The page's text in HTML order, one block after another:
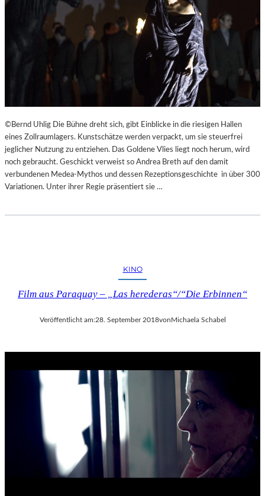
©Bernd Uhlig Die Bühne dreht sich, gibt Einblicke in die riesigen Hallen
eines Zollraumlagers. Kunstschätze werden verpackt, um sie steuerfrei
jeglicher Nutzung zu entziehen. Das Goldene Vlies liegt noch herum, wird
noch gebraucht. Geschickt verweist so Andrea Breth auf den damit
verbundenen Medea-Mythos und dessen Rezeptionsgeschichte in über 300
Variationen. Unter ihrer Regie präsentiert sie …
KINO
Film aus Paraquay – „Las herederas“/“Die Erbinnen“
Veröffentlicht am:28. September 2018von Michaela Schabel